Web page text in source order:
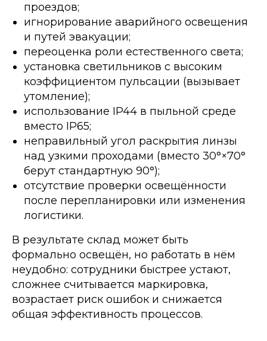
проездов;
игнорирование аварийного освещения
и путей эвакуации;
переоценка роли естественного света;
установка светильников с высоким
коэффициентом пульсации (вызывает
утомление);
использование IP44 в пыльной среде
вместо IP65;
неправильный угол раскрытия линзы
над узкими проходами (вместо 30°×70°
берут стандартную 90°);
отсутствие проверки освещённости
после перепланировки или изменения
логистики.
В результате склад может быть
формально освещён, но работать в нём
неудобно: сотрудники быстрее устают,
сложнее считывается маркировка,
возрастает риск ошибок и снижается
общая эффективность процессов.